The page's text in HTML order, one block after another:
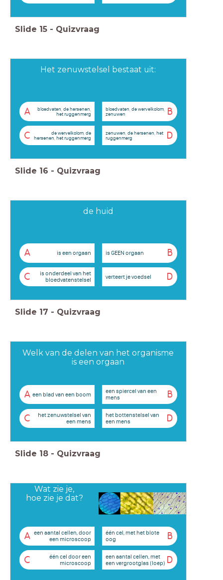
Slide 15 - Quizvraag
Het zenuwstelsel bestaat uit:
A
bloedvaten, de hersenen,
het ruggenmerg
B
bloedvaten, de wervelkolom,
zenuwen
C
de wervelkolom, de
hersenen, het ruggenmerg
D
zenuwen, de hersenen, het
ruggenmerg
Slide 16 - Quizvraag
de huid
A is een orgaan B
is GEEN orgaan
C
is onderdeel van het
bloedvatenstelsel
D
verteert je voedsel
Slide 17 - Quizvraag
Welk van de delen van het organisme
is een orgaan
A een blad van een boom B
een spiercel van een
mens
C
het zenuwstelsel van
een mens
D
het bottenstelsel van
een mens
Slide 18 - Quizvraag
Wat zie je,
hoe zie je dat?
A een aantal cellen, door
een microscoop
B
één cel, met het blote
oog
C
één cel door een
microscoop
D
een aantal cellen, met
een vergrootglas (loep)